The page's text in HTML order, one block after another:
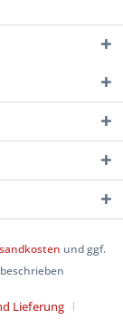
und ggf.
Lieferung